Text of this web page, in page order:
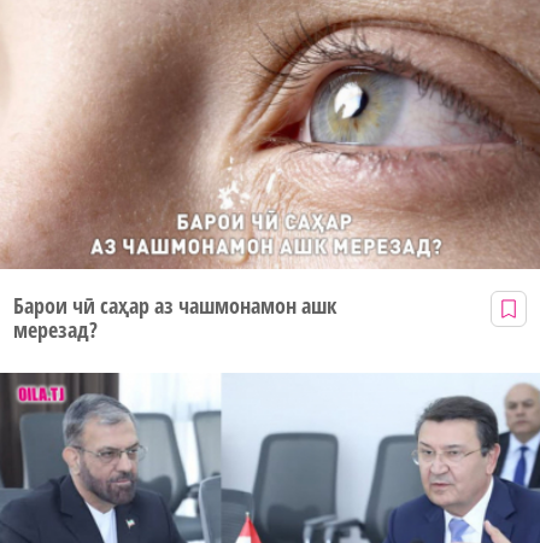
Барои чӣ саҳар аз чашмонамон ашк
мерезад?